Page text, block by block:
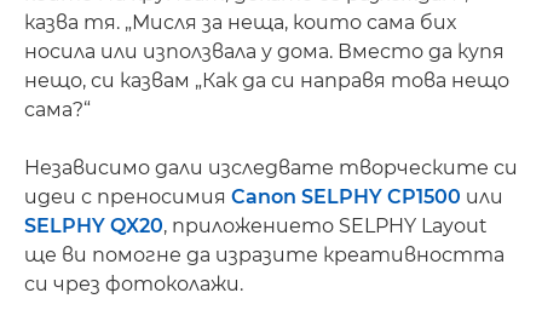
казва тя. „Мисля за неща, които сама бих
носила или използвала у дома. Вместо да купя
нещо, си казвам „Как да си направя това нещо
сама?“
Независимо дали изследвате творческите си
идеи с преносимия Canon SELPHY CP1500 или
SELPHY QX20, приложението SELPHY Layout
ще ви помогне да изразите креативността
си чрез фотоколажи.